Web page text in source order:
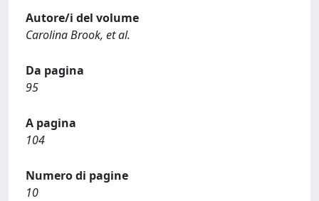
Autore/i del volume
Carolina Brook, et al.
Da pagina
95
A pagina
104
Numero di pagine
10